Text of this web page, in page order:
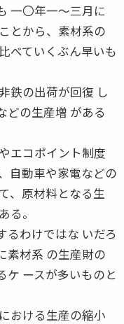
一〇年一〜三月に
とから、素材系の
べていくぶん早いも
鉄の出荷が回復 し
どの生産増 がある
エコポイント制度
自動車や家電などの
、原材料となる生
る。
わけではな いだろ
素材系 の生産財の
ケ ースが多いものと
おける生産の縮小